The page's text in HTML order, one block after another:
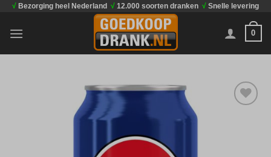
inhoud
√ Bezorging heel Nederland √ 12.000 soorten dranken √ Snelle levering
0